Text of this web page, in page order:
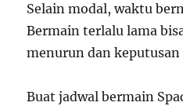
Selain modal, waktu
Bermain terlalu lama
menurun dan
Buat jadwal bermain